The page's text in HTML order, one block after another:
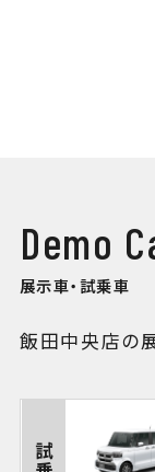
Demo
展示車・試乗車
飯田中央店の